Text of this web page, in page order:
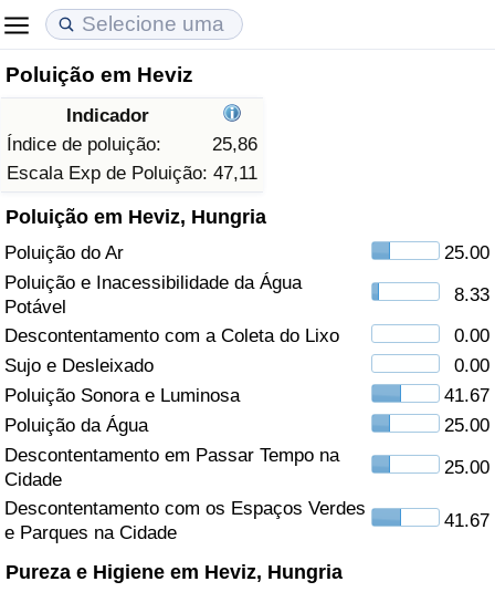
Poluição em Heviz
Indicador
Índice de poluição:
25,86
Escala Exp de Poluição: 47,11
Poluição em Heviz, Hungria
Poluição do Ar
25.00
Poluição e Inacessibilidade da Água
Potável
8.33
Descontentamento com a Coleta do Lixo
0.00
Sujo e Desleixado
0.00
Poluição Sonora e Luminosa
41.67
Poluição da Água
25.00
Descontentamento em Passar Tempo na
Cidade
25.00
Descontentamento com os Espaços Verdes
e Parques na Cidade
41.67
Pureza e Higiene em Heviz, Hungria
Custo de Vida
Indicador de Custo de Vida (Atual)
Indicador de Custo de Vida
Indicador de Custo de Vida Por País
em Aqaba
Preços de Imóveis
Indicador de Preços de Imóveis (Atual)
Indicador de Preços de Imóveis
Indicador de Preços de Imóveis por País
Qualidade de Vida
Indicador de Qualidade de Vida
Indicador de Qualidade de Vida (Atual)
Índice de qualidade de vida por país
Crime
Taxa do Indicador de Crime (Atual)
Indicador de Crime
Índice de criminalidade por país
Saúde